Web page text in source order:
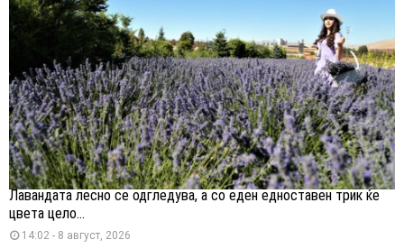
Лавандата лесно се одгледува, а со еден едноставен трик ќе
цвета цело...
14:02 - 8 август, 2026